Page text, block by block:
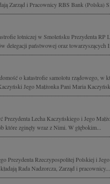
Zarząd i Pracownicy RBS Bank (Polska)
lotniczej w Smoleńsku Prezydenta RP
delegacji państwowej oraz towarzyszących
o katastrofie samolotu rządowego, w
Jego Małżonka Pani Maria
Prezydenta Lecha Kaczyńskiego i Jego
które zginęły wraz z Nimi. W głębokim...
Prezydenta Rzeczypospolitej Polskiej i
Rada Nadzorcza, Zarząd i pracownicy...